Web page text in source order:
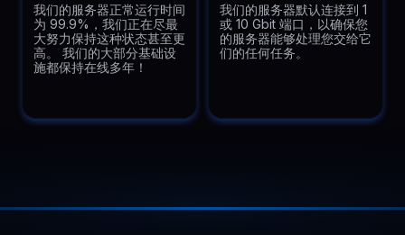
我们的服务器正常运行时间
为 99.9%，我们正在尽最
大努力保持这种状态甚至更
高。 我们的大部分基础设
施都保持在线多年！
我们的服务器默认连接到 1
或 10 Gbit 端口，以确保您
的服务器能够处理您交给它
们的任何任务。